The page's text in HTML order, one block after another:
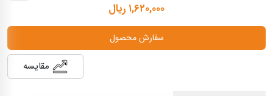
۱,۶۲۰,۰۰۰ ریال
سفارش محصول
مقایسه